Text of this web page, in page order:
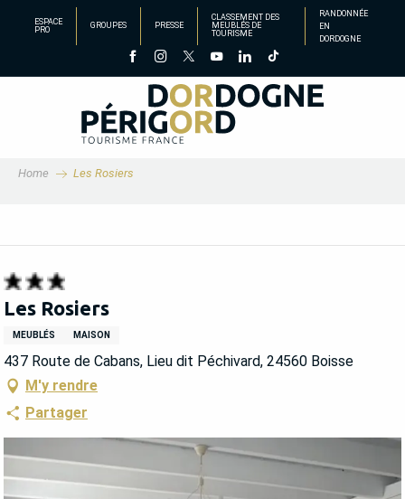
principal
ESPACE
PRO
GROUPES PRESSE
CLASSEMENT DES
MEUBLÉS DE
TOURISME
RANDONNÉE
EN
DORDOGNE
Home Les Rosiers
Les Rosiers
MEUBLÉS MAISON
437 Route de Cabans, Lieu dit Péchivard, 24560 Boisse
M'y rendre
Partager